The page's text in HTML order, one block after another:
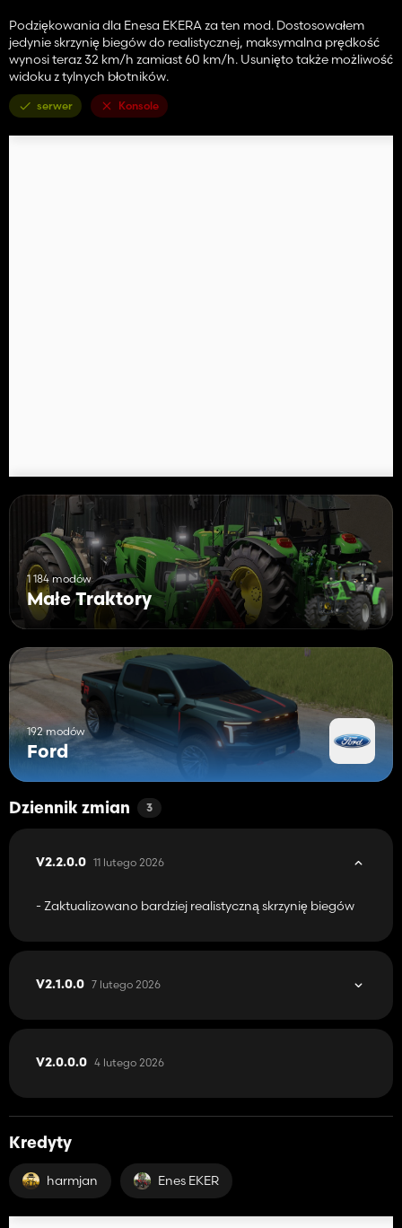
Podziękowania dla Enesa EKERA za ten mod. Dostosowałem
jedynie skrzynię biegów do realistycznej, maksymalna prędkość
wynosi teraz 32 km/h zamiast 60 km/h. Usunięto także możliwość
widoku z tylnych błotników.
serwer Konsole
1 184 modów
Małe Traktory
192 modów
Ford
Dziennik zmian 3
V2.2.0.0 11 lutego 2026
- Zaktualizowano bardziej realistyczną skrzynię biegów
V2.1.0.0 7 lutego 2026
V2.0.0.0 4 lutego 2026
Kredyty
harmjan Enes EKER